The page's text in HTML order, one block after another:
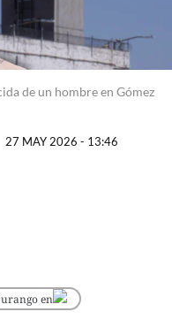
de un hombre en Gómez
27 MAY 2026 - 13:46
en